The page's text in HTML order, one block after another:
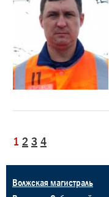
1 2 3 4
Волжская магистраль